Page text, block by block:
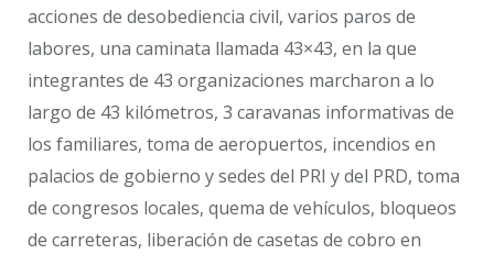
acciones de desobediencia civil, varios paros de
labores, una caminata llamada 43×43, en la que
integrantes de 43 organizaciones marcharon a lo
largo de 43 kilómetros, 3 caravanas informativas de
los familiares, toma de aeropuertos, incendios en
palacios de gobierno y sedes del PRI y del PRD, toma
de congresos locales, quema de vehículos, bloqueos
de carreteras, liberación de casetas de cobro en